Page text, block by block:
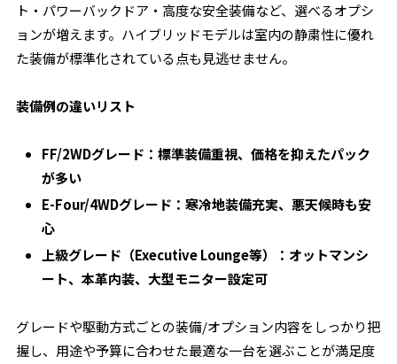
ト・パワーバックドア・高度な安全装備など、選べるオプシ
ョンが増えます。ハイブリッドモデルは室内の静粛性に優れ
た装備が標準化されている点も見逃せません。
装備例の違いリスト
FF/2WDグレード：標準装備重視、価格を抑えたパック
が多い
E-Four/4WDグレード：寒冷地装備充実、悪天候時も安
心
上級グレード（Executive Lounge等）：オットマンシ
ート、本革内装、大型モニター設定可
グレードや駆動方式ごとの装備/オプション内容をしっかり把
握し、用途や予算に合わせた最適な一台を選ぶことが満足度